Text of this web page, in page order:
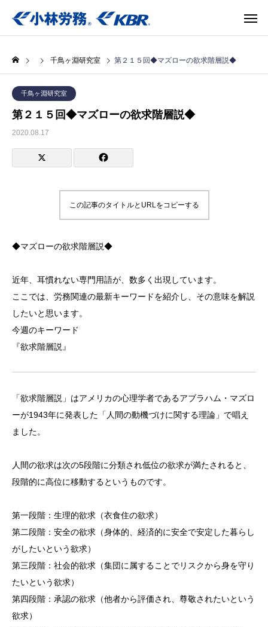
千鳥ヶ淵研究室 第２１５回◆マズローの欲求階層説◆
千鳥ヶ淵研究室
第２１５回◆マズローの欲求階層説◆
2020.08.17
この記事のタイトルとURLをコピーする
◆マズローの欲求階層説◆
近年、耳慣れない専門用語が、数多く出現しています。
ここでは、労務関連の最新キーワードを紹介し、その意味を解説
したいと思います。
今週のキーワード
『欲求階層説』
「欲求階層説」はアメリカの心理学者であるアブラハム・マズロ
ーが1943年に発表した「人間の動機づけに関する理論」で唱え
ました。
人間の欲求は次の5段階に分類され低位の欲求が満たされると、
段階的に高位に移動するというものです。
第一段階：生理的欲求（衣食住の欲求）
第二段階：安全の欲求（身体的、経済的に安全で安定した暮らし
がしたいという欲求）
第三段階：社会的欲求（集団に属することでリスクから身を守り
たいという欲求）
第四段階：承認の欲求（他者から評価され、尊敬されたいという
欲求）